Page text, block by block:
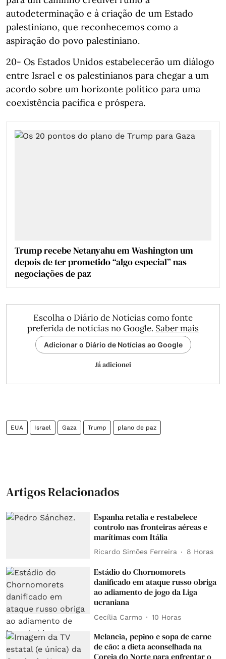
autodeterminação e à criação de um Estado
palestiniano, que reconhecemos como a
aspiração do povo palestiniano.
20- Os Estados Unidos estabelecerão um diálogo
entre Israel e os palestinianos para chegar a um
acordo sobre um horizonte político para uma
coexistência pacífica e próspera.
Trump recebe Netanyahu em Washington um
depois de ter prometido “algo especial” nas
negociações de paz
Escolha o Diário de Notícias como fonte
preferida de notícias no Google. Saber mais
Adicionar o Diário de Notícias ao Google
Já adicionei
EUA Israel Gaza Trump plano de paz
Artigos Relacionados
Espanha retalia e restabelece
controlo nas fronteiras aéreas e
marítimas com Itália
Ricardo Simões Ferreira 8 Horas
Estádio do Chornomorets
danificado em ataque russo obriga
ao adiamento de jogo da Liga
ucraniana
Cecília Carmo 10 Horas
Melancia, pepino e sopa de carne
de cão: a dieta aconselhada na
Coreia do Norte para enfrentar o